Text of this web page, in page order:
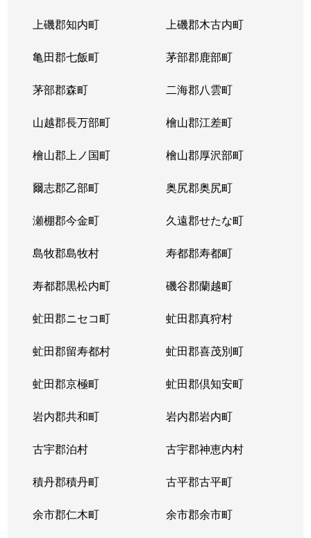
上磯郡知内町 上磯郡木古内町
亀田郡七飯町 茅部郡鹿部町
茅部郡森町 二海郡八雲町
山越郡長万部町 檜山郡江差町
檜山郡上ノ国町 檜山郡厚沢部町
爾志郡乙部町 奥尻郡奥尻町
瀬棚郡今金町 久遠郡せたな町
島牧郡島牧村 寿都郡寿都町
寿都郡黒松内町 磯谷郡蘭越町
虻田郡ニセコ町 虻田郡真狩村
虻田郡留寿都村 虻田郡喜茂別町
虻田郡京極町 虻田郡倶知安町
岩内郡共和町 岩内郡岩内町
古宇郡泊村 古宇郡神恵内村
積丹郡積丹町 古平郡古平町
余市郡仁木町 余市郡余市町